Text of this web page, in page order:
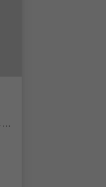
Deutschnofen/Nova Ponente, Dolomites Region Eggental